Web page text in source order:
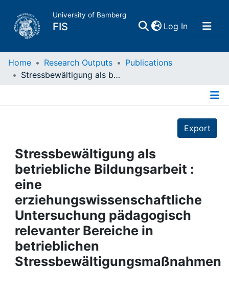
University of Bamberg
FIS Log In(current)
Home
Projects
People
Institutions
Awards
My FIS
Home Research Outputs
Publications
Stressbewältigung als betriebliche Bildungsarbeit : eine erziehungswissenschaftliche Untersuchung pädagogisch relevanter Bereiche in betrieblichen Stressbewältigungsmaßnahmen
Export
Stressbewältigung als
betriebliche Bildungsarbeit :
eine
erziehungswissenschaftliche
Untersuchung pädagogisch
relevanter Bereiche in
betrieblichen
Stressbewältigungsmaßnahmen